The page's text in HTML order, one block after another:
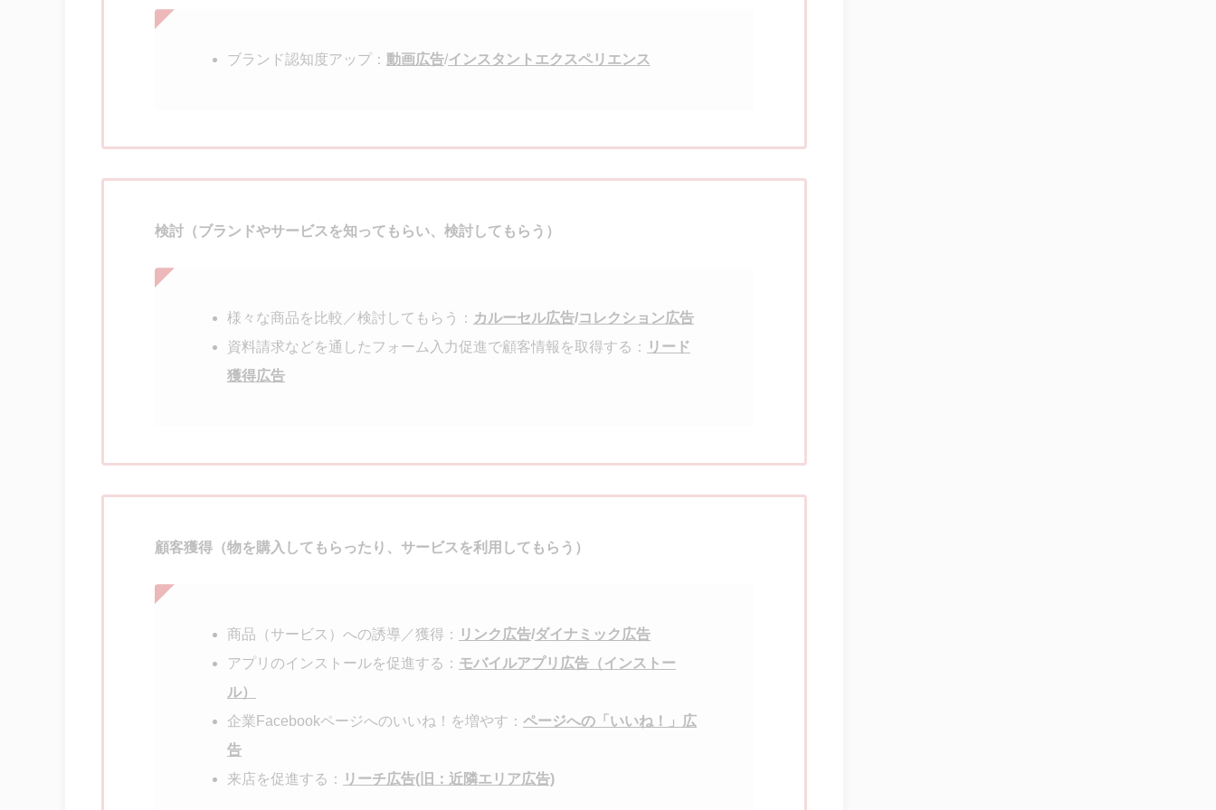
ブランド認知度アップ： 動画広告/インスタントエクスペリエンス
検討（ブランドやサービスを知ってもらい、検討してもらう）
様々な商品を比較／検討してもらう： カルーセル広告/コレクション広告
資料請求などを通したフォーム入力促進で顧客情報を取得する：
リード
獲得広告
顧客獲得（物を購入してもらったり、サービスを利用してもらう）
商品（サービス）への誘導／獲得： リンク広告/ダイナミック広告
アプリのインストールを促進する： モバイルアプリ広告（インストー
ル）
企業Facebookページへのいいね！を増やす： ページへの「いいね！」広
告
来店を促進する：
リーチ広告(旧：近隣エリア広告)